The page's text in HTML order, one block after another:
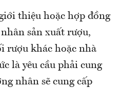
thiệu hoặc hợp đồng
sản xuất rượu,
rượu khác hoặc nhà
là yêu cầu phải cung
nhân sẽ cung cấp